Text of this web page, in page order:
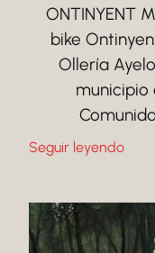
ONTINYENT
bike
Ollería
municipio
Seguir leyendo